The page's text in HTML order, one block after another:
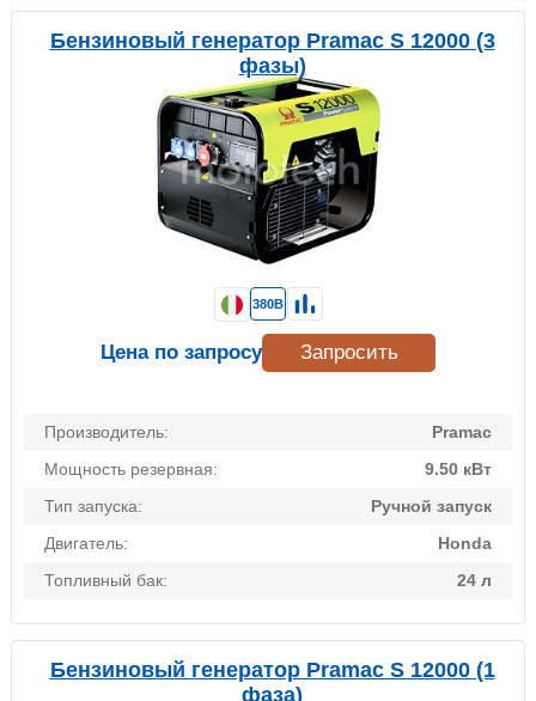
Бензиновый генератор Pramac S 12000 (3
фазы)
Производитель:
Pramac
Мощность резервная:
9.50 кВт
Тип запуска:
Ручной запуск
Двигатель:
Honda
Топливный бак:
24 л
380В
Цена по запросу Запросить
Бензиновый генератор Pramac S 12000 (1
фаза)